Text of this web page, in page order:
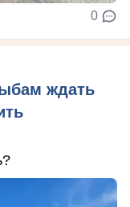
0
ждать